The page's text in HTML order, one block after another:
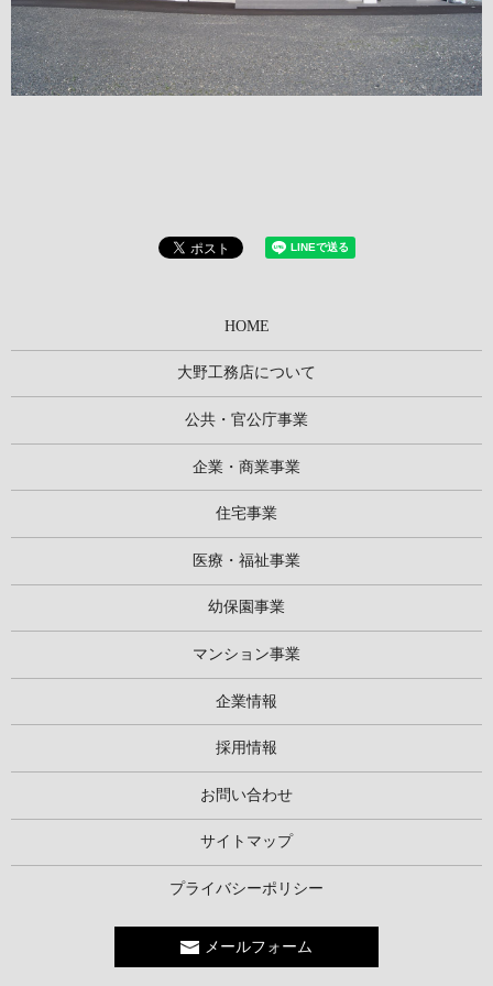
HOME
大野工務店について
公共・官公庁事業
企業・商業事業
住宅事業
医療・福祉事業
幼保園事業
マンション事業
企業情報
採用情報
お問い合わせ
サイトマップ
プライバシーポリシー
メールフォーム